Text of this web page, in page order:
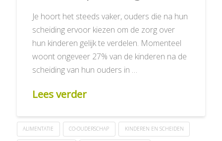
Je hoort het steeds vaker, ouders die na hun
scheiding ervoor kiezen om de zorg over
hun kinderen gelijk te verdelen. Momenteel
woont ongeveer 27% van de kinderen na de
scheiding van hun ouders in …
Lees verder
ALIMENTATIE CO-OUDERSCHAP KINDEREN EN SCHEIDEN